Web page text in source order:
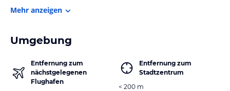
Mehr anzeigen
Umgebung
Entfernung zum
nächstgelegenen
Flughafen
Entfernung zum
Stadtzentrum
< 200 m